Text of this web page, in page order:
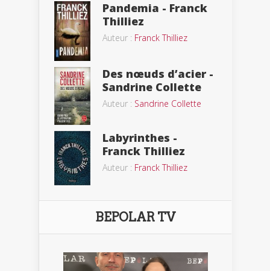
Pandemia - Franck
Thilliez
Auteur : Franck Thilliez
Des nœuds d’acier -
Sandrine Collette
Auteur : Sandrine Collette
Labyrinthes -
Franck Thilliez
Auteur : Franck Thilliez
BEPOLAR TV